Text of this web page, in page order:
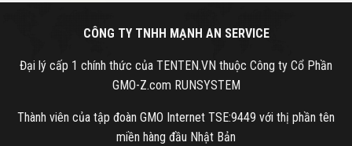
CÔNG TY TNHH MẠNH AN SERVICE
Đại lý cấp 1 chính thức của TENTEN.VN thuộc Công ty Cổ Phần
GMO-Z.com RUNSYSTEM
Thành viên của tập đoàn GMO Internet TSE:9449 với thị phần tên
miền hàng đầu Nhật Bản